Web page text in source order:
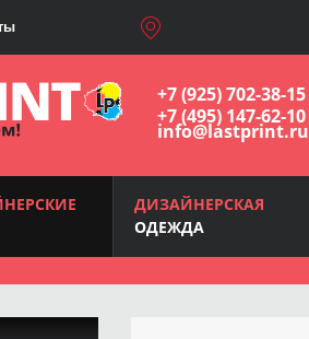
+7 (925) 702-38-15
+7 (495) 147-62-10
info@lastprint.ru
ДИЗАЙНЕРСКАЯ
ОДЕЖДА